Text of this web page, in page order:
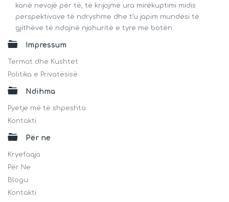
kanë nevojë për të, të krijojmë ura mirëkuptimi midis
perspektivave të ndryshme dhe t’u japim mundësi të
gjithëve të ndajnë njohuritë e tyre me botën.
Impressum
Termat dhe Kushtet
Politika e Privatësisë
Ndihma
Pyetje më të shpeshta
Kontakti
Për ne
Kryefaqja
Për Ne
Blogu
Kontakti